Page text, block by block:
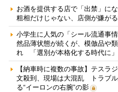
お酒を提供する店で「出禁」に
粗相だけじゃない、店側が嫌が
小学生に人気の「シール流通事
然品薄状態が続くが、模倣品や
れ 「選別が本格化する時代に」
【納車時に複数の事故】テスラ
文殺到、現場は大混乱 トラブ
る“イーロンの右腕”の影